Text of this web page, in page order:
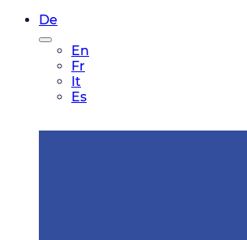
De
En
Fr
It
Es